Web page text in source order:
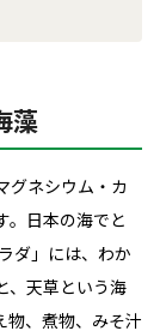
藻
グネシウム・カ
。日本の海でと
ダ」には、わか
、天草という海
物、煮物、みそ汁